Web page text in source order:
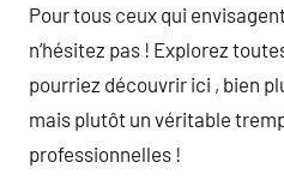
Pour tous ceux qui
n’hésitez pas ! Explorez
pourriez découvrir ici , bien
mais plutôt un véritable
professionnelles !